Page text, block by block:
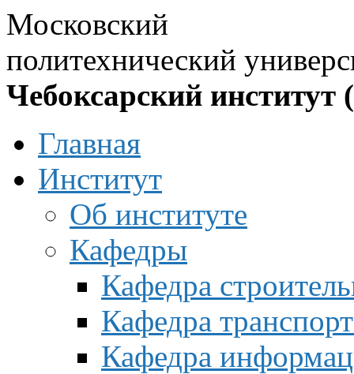
Московский
политехнический
Чебоксарский институт
Главная
Институт
Об институте
Кафедры
Кафедра
Кафедра
Кафедра